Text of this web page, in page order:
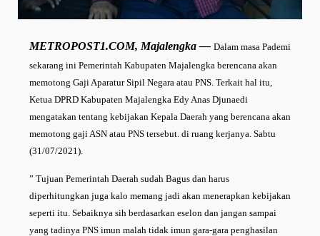
METROPOST1.COM, Majalengka — Dalam masa Pademi
sekarang ini Pemerintah Kabupaten Majalengka berencana akan
memotong Gaji Aparatur Sipil Negara atau PNS. Terkait hal itu,
Ketua DPRD Kabupaten Majalengka Edy Anas Djunaedi
mengatakan tentang kebijakan Kepala Daerah yang berencana akan
memotong gaji ASN atau PNS tersebut. di ruang kerjanya. Sabtu
(31/07/2021).
” Tujuan Pemerintah Daerah sudah Bagus dan harus
diperhitungkan juga kalo memang jadi akan menerapkan kebijakan
seperti itu. Sebaiknya sih berdasarkan eselon dan jangan sampai
yang tadinya PNS imun malah tidak imun gara-gara penghasilan